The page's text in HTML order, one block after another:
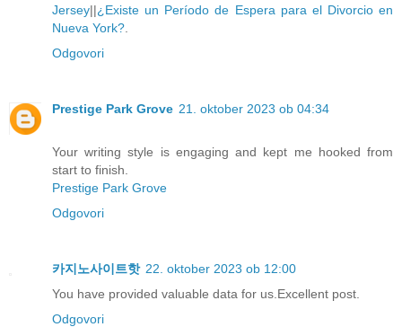
Jersey||¿Existe un Período de Espera para el Divorcio en
Nueva York?
Odgovori
Prestige Park Grove 21. oktober 2023 ob 04:34
Your writing style is engaging and kept me hooked from
start to finish.
Prestige Park Grove
Odgovori
카지노사이트핫 22. oktober 2023 ob 12:00
You have provided valuable data for us.Excellent post.
Odgovori